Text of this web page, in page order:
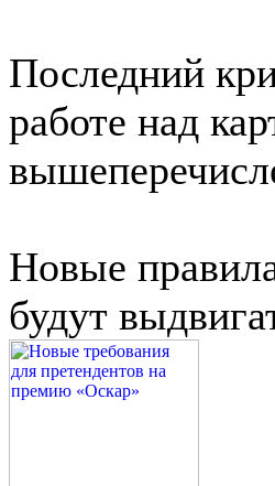
Последний
работе над
Новые
будут